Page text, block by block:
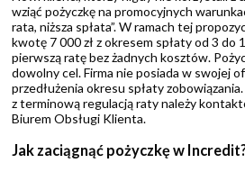
wziąć pożyczkę na promocyjnych
rata, niższa spłata”. W ramach tej
kwotę 7 000 zł z okresem spłaty od 3 do
pierwszą ratę bez żadnych kosztów.
dowolny cel. Firma nie posiada w swojej
przedłużenia okresu spłaty
z terminową regulacją raty należy
Biurem Obsługi Klienta.
Jak zaciągnąć pożyczkę w